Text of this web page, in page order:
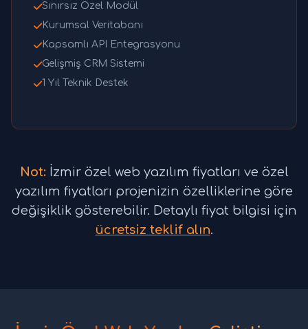
Sınırsız Özel Modül
Kurumsal Veritabanı
Kapsamlı API Entegrasyonu
Gelişmiş CRM Sistemi
1 Yıl Teknik Destek
Not:İzmir özel web yazılım fiyatları ve özel
yazılım fiyatları projenizin özelliklerine göre
değişiklik gösterebilir. Detaylı fiyat bilgisi için
ücretsiz teklif alın.